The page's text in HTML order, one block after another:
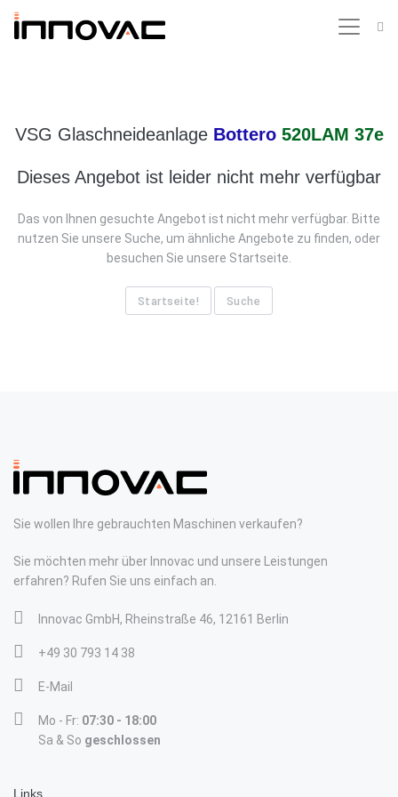
VSG Glaschneideanlage Bottero 520LAM 37e
Dieses Angebot ist leider nicht mehr verfügbar
Das von Ihnen gesuchte Angebot ist nicht mehr verfügbar. Bitte
nutzen Sie unsere Suche, um ähnliche Angebote zu finden, oder
besuchen Sie unsere Startseite.
Startseite! Suche
Sie wollen Ihre gebrauchten Maschinen verkaufen?
Sie möchten mehr über Innovac und unsere Leistungen
erfahren? Rufen Sie uns einfach an.
Innovac GmbH, Rheinstraße 46, 12161 Berlin
+49 30 793 14 38
E-Mail
Mo - Fr: 07:30 - 18:00
Sa & So geschlossen
Links